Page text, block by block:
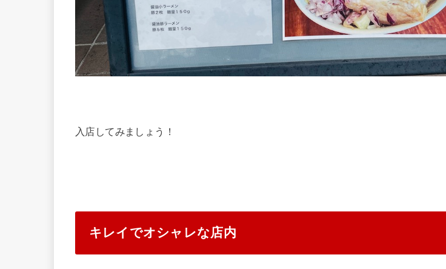
入店してみましょう！
キレイでオシャレな店内